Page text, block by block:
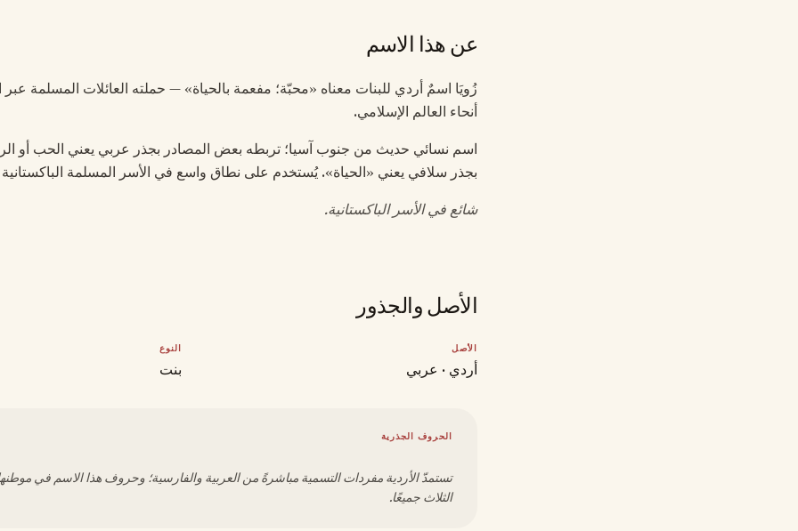
عن هذا الاسم
زُويَا اسمٌ أردي للبنات معناه «محبّة؛ مفعمة بالحياة» — حملته العائلات المسلمة
أنحاء العالم الإسلامي.
اسم نسائي حديث من جنوب آسيا؛ تربطه بعض المصادر بجذر عربي يعني الحب أو
بجذر سلافي يعني «الحياة». يُستخدم على نطاق واسع في الأسر المسلمة الباكستانية
شائع في الأسر الباكستانية.
الأصل والجذور
الأصل
أردي · عربي
النوع
بنت
الحروف الجذرية
تستمدّ الأردية مفردات التسمية مباشرةً من العربية والفارسية؛ وحروف هذا الاسم في
الثلاث جميعًا.